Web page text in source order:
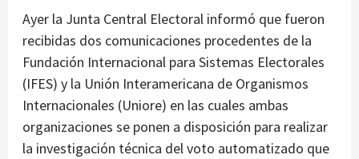
Ayer la Junta Central Electoral informó que fueron
recibidas dos comunicaciones procedentes de la
Fundación Internacional para Sistemas Electorales
(IFES) y la Unión Interamericana de Organismos
Internacionales (Uniore) en las cuales ambas
organizaciones se ponen a disposición para realizar
la investigación técnica del voto automatizado que